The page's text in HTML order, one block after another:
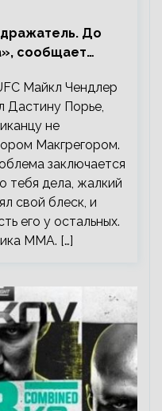
До
сообщает
Майкл Чендлер
Дастину Порье,
не
Макгрегором.
заключается
тебя дела, жалкий
свой блеск, и
его у остальных.
ММА. […]